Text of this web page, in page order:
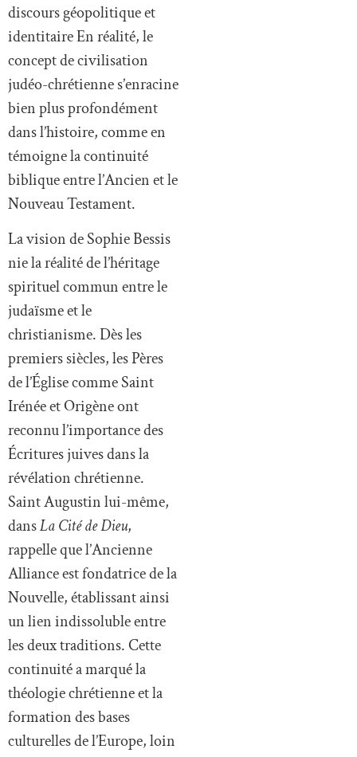
discours géopolitique et
identitaire En réalité, le
concept de civilisation
judéo-chrétienne s’enracine
bien plus profondément
dans l’histoire, comme en
témoigne la continuité
biblique entre l’Ancien et le
Nouveau Testament.
La vision de Sophie Bessis
nie la réalité de l’héritage
spirituel commun entre le
judaïsme et le
christianisme. Dès les
premiers siècles, les Pères
de l’Église comme Saint
Irénée et Origène ont
reconnu l’importance des
Écritures juives dans la
révélation chrétienne.
Saint Augustin lui-même,
dansLa Cité de Dieu,
rappelle que l’Ancienne
Alliance est fondatrice de la
Nouvelle, établissant ainsi
un lien indissoluble entre
les deux traditions. Cette
continuité a marqué la
théologie chrétienne et la
formation des bases
culturelles de l’Europe, loin